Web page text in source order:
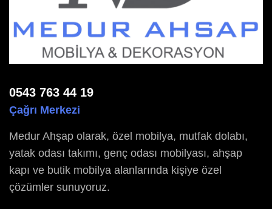
0543 763 44 19
Çağrı Merkezi
Medur Ahşap olarak, özel mobilya, mutfak dolabı,
yatak odası takımı, genç odası mobilyası, ahşap
kapı ve butik mobilya alanlarında kişiye özel
çözümler sunuyoruz.